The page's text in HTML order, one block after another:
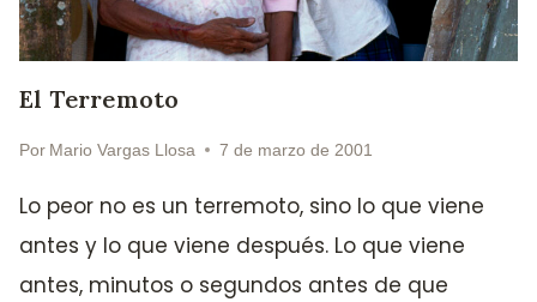
El Terremoto
Por Mario Vargas Llosa 7 de marzo de 2001
Lo peor no es un terremoto, sino lo que viene
antes y lo que viene después. Lo que viene
antes, minutos o segundos antes de que